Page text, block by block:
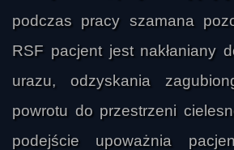
podczas pracy szamana
RSF pacjent jest nakłaniany
urazu, odzyskania
powrotu do przestrzeni
podejście upoważnia